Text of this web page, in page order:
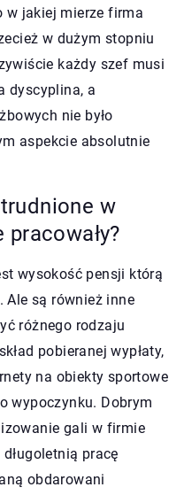
w jakiej mierze firma
w dużym stopniu
każdy szef musi
dyscyplina, a
nie było
aspekcie absolutnie
w
wysokość pensji którą
są również inne
różnego rodzaju
pobieranej wypłaty,
na obiekty sportowe
wypoczynku. Dobrym
gali w firmie
pracę
obdarowani